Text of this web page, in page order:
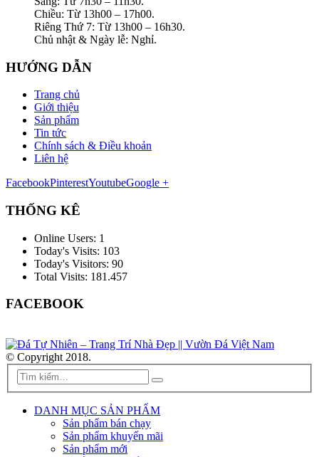
Chiều: Từ 13h00 – 17h00.
Riêng Thứ 7: Từ 13h00 – 16h30.
Chủ nhật & Ngày lễ: Nghỉ.
HƯỚNG DẪN
Trang chủ
Giới thiệu
Sản phẩm
Tin tức
Chính sách & Điều khoản
Liên hệ
FacebookPinterestYoutubeGoogle +
THỐNG KÊ
Online Users: 1
Today's Visits: 103
Today's Visitors: 90
Total Visits: 181.457
FACEBOOK
© Copyright 2018.
DANH MỤC SẢN PHẨM
Sản phẩm bán chạy
Sản phẩm khuyến mãi
Sản phẩm mới